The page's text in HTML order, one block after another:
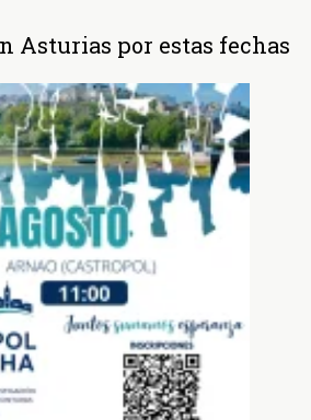
Asturias por estas fechas